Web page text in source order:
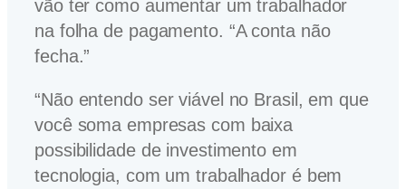
vão ter como aumentar um trabalhador
na folha de pagamento. “A conta não
fecha.”
“Não entendo ser viável no Brasil, em que
você soma empresas com baixa
possibilidade de investimento em
tecnologia, com um trabalhador é bem